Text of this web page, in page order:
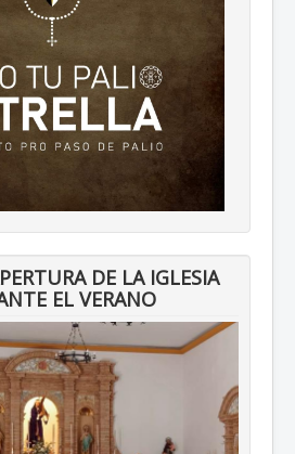
DE LA IGLESIA
EL VERANO